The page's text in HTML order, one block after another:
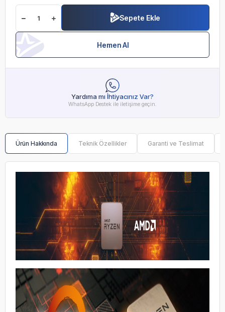
Sepete Ekle
Hemen Al
Yardıma mı İhtiyacınız Var?
WhatsApp Destek ile iletişime geçin.
Ürün Hakkında Teknik Özellikler Garanti ve Teslimat